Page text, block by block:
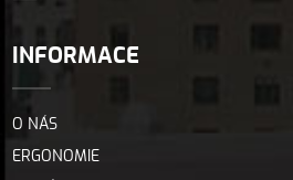
INFORMACE
O NÁS
ERGONOMIE